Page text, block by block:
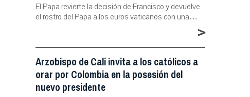
El Papa revierte la decisión de Francisco y devuelve
el rostro del Papa a los euros vaticanos con una…
>
Arzobispo de Cali invita a los católicos a
orar por Colombia en la posesión del
nuevo presidente